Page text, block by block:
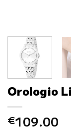
Orologio
€109.00